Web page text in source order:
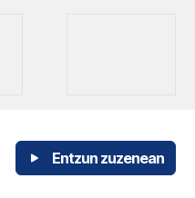
Entzun zuzenean